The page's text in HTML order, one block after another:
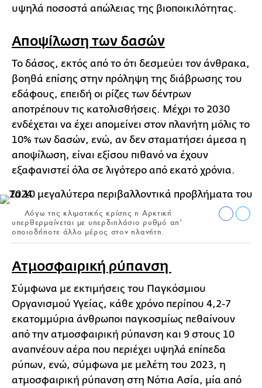
υψηλά ποσοστά απώλειας της βιοποικιλότητας.
Αποψίλωση των δασών
Το δάσος, εκτός από το ότι δεσμεύει τον άνθρακα,
βοηθά επίσης στην πρόληψη της διάβρωσης του
εδάφους, επειδή οι ρίζες των δέντρων
αποτρέπουν τις κατολισθήσεις. Μέχρι το 2030
ενδέχεται να έχει απομείνει στον πλανήτη μόλις το
10% των δασών, ενώ, αν δεν σταματήσει άμεσα η
αποψίλωση, είναι εξίσου πιθανό να έχουν
εξαφανιστεί όλα σε λιγότερο από εκατό χρόνια.
Λόγω της κλιματικής κρίσης η Αρκτική
υπερθερμαίνεται με υπερδιπλάσιο ρυθμό απ’
οποιοδήποτε άλλο μέρος στον πλανήτη.
Ατμοσφαιρική ρύπανση
Σύμφωνα με εκτιμήσεις του Παγκόσμιου
Οργανισμού Υγείας, κάθε χρόνο περίπου 4,2-7
εκατομμύρια άνθρωποι παγκοσμίως πεθαίνουν
από την ατμοσφαιρική ρύπανση και 9 στους 10
αναπνέουν αέρα που περιέχει υψηλά επίπεδα
ρύπων, ενώ, σύμφωνα με μελέτη του 2023, η
ατμοσφαιρική ρύπανση στη Νότια Ασία, μία από